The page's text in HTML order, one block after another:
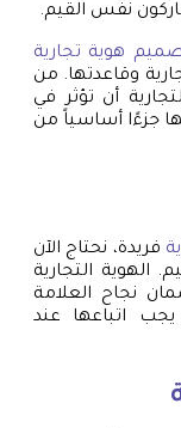
نفس القيم.
هوية تجارية
وقاعدتها. من
أن تؤثر في
جزءًا أساسياً من
فريدة، نحتاج الآن
الهوية التجارية
نجاح العلامة
يجب اتباعها عند